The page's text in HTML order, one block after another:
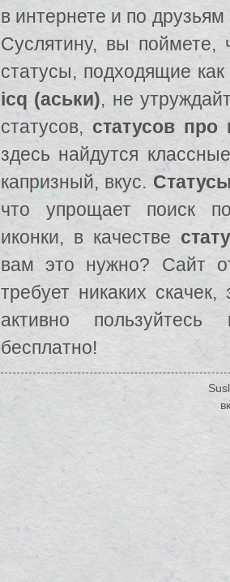
в интернете и по друзьям
Суслятину, вы
статусы, подходящие
icq (аськи), не
статусов, статусов про
здесь найдутся
капризный, вкус.
что упрощает поиск
иконки, в качестве
вам это нужно? Сайт
требует никаких
активно
бесплатно!